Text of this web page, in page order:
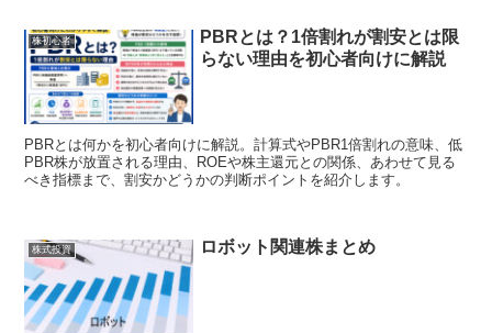
株初心者
PBRとは？1倍割れが割安とは限
らない理由を初心者向けに解説
PBRとは何かを初心者向けに解説。計算式やPBR1倍割れの意味、低
PBR株が放置される理由、ROEや株主還元との関係、あわせて見る
べき指標まで、割安かどうかの判断ポイントを紹介します。
株式投資 ロボット関連株まとめ